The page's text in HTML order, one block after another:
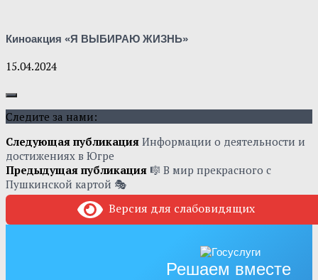
Киноакция «Я ВЫБИРАЮ ЖИЗНЬ»
15.04.2024
Следите за нами:
Следующая публикация Информации о деятельности и
достижениях в Югре
Предыдущая публикация 🎼 В мир прекрасного с
Пушкинской картой 🎭
Версия для слабовидящих
Решаем вместе